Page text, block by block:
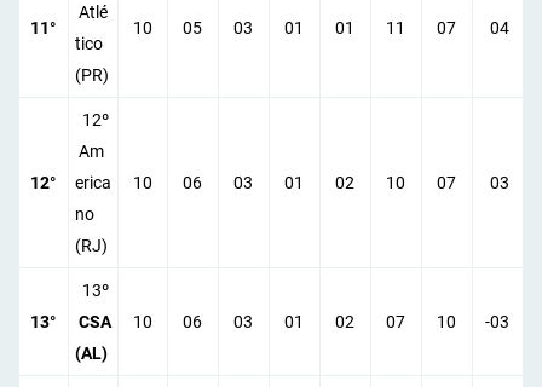
11°
Atlé
tico
(PR)
10 05 03 01 01 11 07 04
12°
12º
Am
erica
no
(RJ)
10 06 03 01 02 10 07 03
13°
13º
CSA
(AL)
10 06 03 01 02 07 10 -03